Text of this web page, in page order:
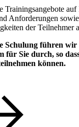
Trainingsangebote auf
Anforderungen
der Teilnehmer
Schulung führen
für Sie durch, so
können.